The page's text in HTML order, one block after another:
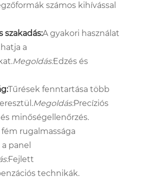
számos kihívással
szakadás:A gyakori használat
a
Megoldás:Edzés és
Tűrések fenntartása több
Megoldás:Precíziós
minőségellenőrzés.
fém rugalmassága
panel
Fejlett
technikák.